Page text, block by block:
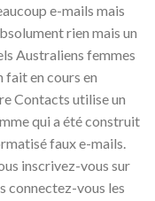
e-mails mais
rien mais un
Australiens femmes
fait en cours en
Contacts utilise un
qui a été construit
faux e-mails.
inscrivez-vous sur
connectez-vous les